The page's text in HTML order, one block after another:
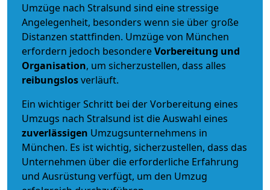
Umzüge nach Stralsund sind eine stressige
Angelegenheit, besonders wenn sie über große
Distanzen stattfinden. Umzüge von München
erfordern jedoch besondereVorbereitung und
Organisation, um sicherzustellen, dass alles
reibungslosverläuft.
Ein wichtiger Schritt bei der Vorbereitung eines
Umzugs nach Stralsund ist die Auswahl eines
zuverlässigen Umzugsunternehmens in
München. Es ist wichtig, sicherzustellen, dass das
Unternehmen über die erforderliche Erfahrung
und Ausrüstung verfügt, um den Umzug